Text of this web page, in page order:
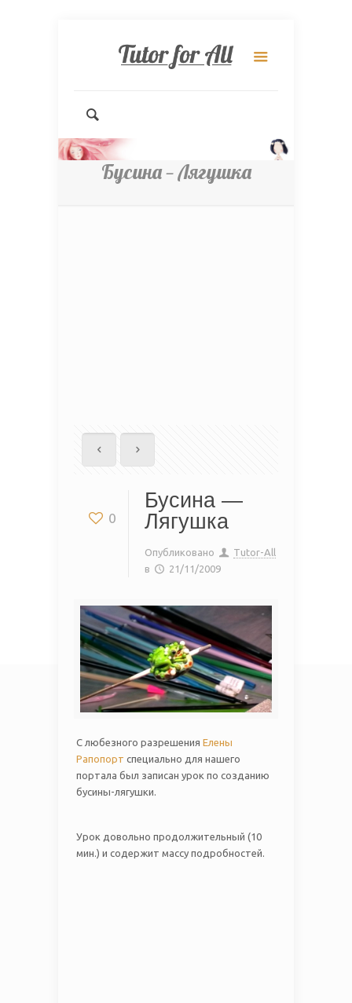
Бусина — Лягушка
0
Бусина —
Лягушка
Опубликовано
Tutor-All
в
21/11/2009
С любезного разрешения Елены
Рапопорт специально для нашего
портала был записан урок по созданию
бусины-лягушки.
Урок довольно продолжительный (10
мин.) и содержит массу подробностей.